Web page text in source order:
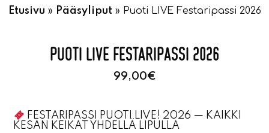
Etusivu » Pääsyliput » Puoti LIVE Festaripassi 2026
PUOTI LIVE FESTARIPASSI 2026
99,00€
FESTARIPASSI PUOTI LIVE! 2026 — KAIKKI
KESÄN KEIKAT YHDELLÄ LIPULLA